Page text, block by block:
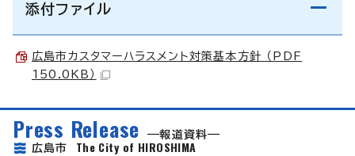
添付ファイル
広島市カスタマーハラスメント対策基本方針 （PDF
150.0KB）
Press Release
報道資料
広島市 The City of HIROSHIMA